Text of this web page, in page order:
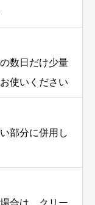
数日だけ少量
使いください
部分に併用し
合は、クリー